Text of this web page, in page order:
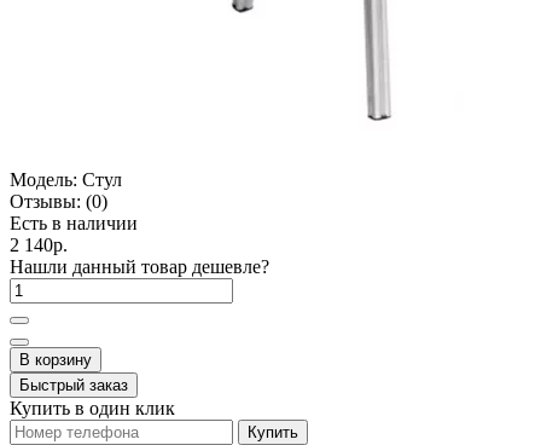
Модель: Стул
Отзывы: (0)
Есть в наличии
2 140р.
Нашли данный товар дешевле?
В корзину
Быстрый заказ
Купить в один клик
Купить